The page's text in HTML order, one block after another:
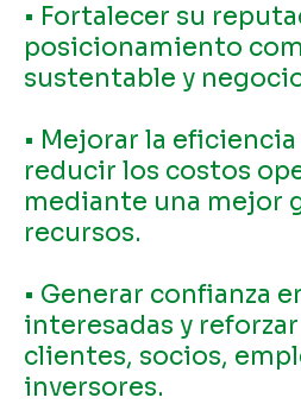
• Fortalecer su
posicionamiento
sustentable y
• Mejorar la
reducir los costos
mediante una mejor
recursos.
• Generar confianza
interesadas y
clientes, socios,
inversores.